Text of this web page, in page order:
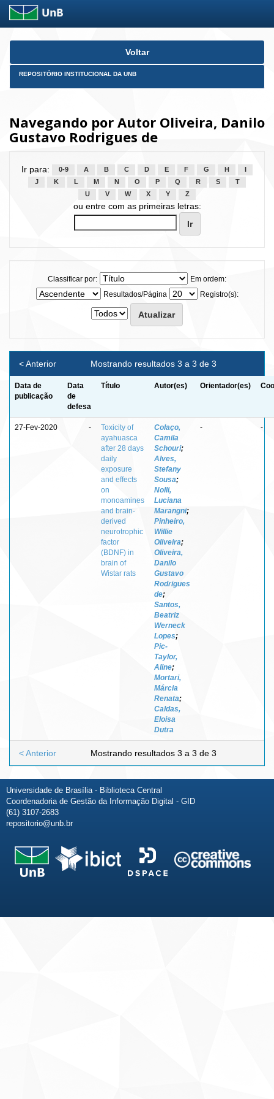
Skip
Voltar
REPOSITÓRIO INSTITUCIONAL DA UNB
Navegando por Autor Oliveira, Danilo
Gustavo Rodrigues de
Ir para: 0-9 A B C D E F G H
J
K L M N O P Q R S
T
U
V W X Y Z
ou entre com as primeiras letras:
Classificar por:
Em ordem:
Resultados/Página
Registro(s):
Mostrando resultados 3 a 3 de 3
< Anterior
Data de
publicação
Data
de
defesa
Título Autor(es) Orientador(es)
27-Fev-2020 -
Toxicity of
ayahuasca
after 28 days
daily
exposure
and effects
on
monoamines
and brain-
derived
neurotrophic
factor
(BDNF) in
brain of
Wistar rats
Colaço,
Camila
Schouri;
Alves,
Stefany
Sousa;
Nolli,
Luciana
Marangni;
Pinheiro,
Willie
Oliveira;
Oliveira,
Danilo
Gustavo
Rodrigues
de;
Santos,
Beatriz
Werneck
Lopes;
Pic-
Taylor,
Aline;
Mortari,
Márcia
Renata;
Caldas,
Eloisa
Dutra
- -
Mostrando resultados 3 a 3 de 3
< Anterior
Universidade de Brasília - Biblioteca Central
Coordenadoria de Gestão da Informação Digital - GID
(61) 3107-2683
repositorio@unb.br